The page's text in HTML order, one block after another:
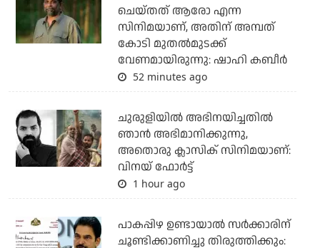
ചെയ്തത് ആരോ എന്ന
സിനിമയാണ്, അതിന് അമ്പത്
കോടി മുതല്‍മുടക്ക്
വേണമായിരുന്നു: ഷാഹി കബീര്‍
52 minutes ago
ചുരുളിയിൽ അഭിനയിച്ചതിൽ
ഞാൻ അഭിമാനിക്കുന്നു,
അതൊരു ക്ലാസിക് സിനിമയാണ്:
വിനയ് ഫോർട്ട്
1 hour ago
പാകപ്പിഴ ഉണ്ടായാല്‍ സര്‍ക്കാരിന്
ചൂണ്ടിക്കാണിച്ചു തിരുത്തിക്കും: